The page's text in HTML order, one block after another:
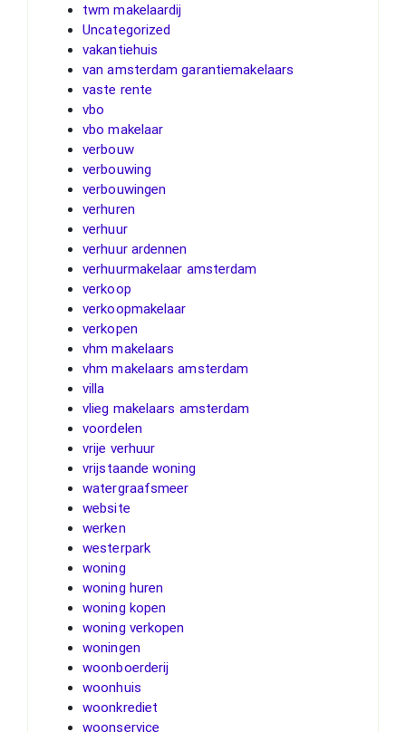
twm makelaardij
Uncategorized
vakantiehuis
van amsterdam garantiemakelaars
vaste rente
vbo
vbo makelaar
verbouw
verbouwing
verbouwingen
verhuren
verhuur
verhuur ardennen
verhuurmakelaar amsterdam
verkoop
verkoopmakelaar
verkopen
vhm makelaars
vhm makelaars amsterdam
villa
vlieg makelaars amsterdam
voordelen
vrije verhuur
vrijstaande woning
watergraafsmeer
website
werken
westerpark
woning
woning huren
woning kopen
woning verkopen
woningen
woonboerderij
woonhuis
woonkrediet
woonservice